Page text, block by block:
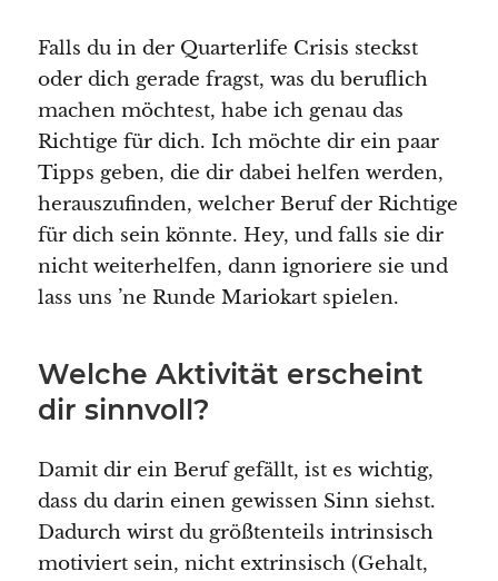
Falls du in der Quarterlife Crisis steckst
oder dich gerade fragst, was du beruflich
machen möchtest, habe ich genau das
Richtige für dich. Ich möchte dir ein paar
Tipps geben, die dir dabei helfen werden,
herauszufinden, welcher Beruf der Richtige
für dich sein könnte. Hey, und falls sie dir
nicht weiterhelfen, dann ignoriere sie und
lass uns ’ne Runde Mariokart spielen.
Welche Aktivität erscheint
dir sinnvoll?
Damit dir ein Beruf gefällt, ist es wichtig,
dass du darin einen gewissen Sinn siehst.
Dadurch wirst du größtenteils intrinsisch
motiviert sein, nicht extrinsisch (Gehalt,